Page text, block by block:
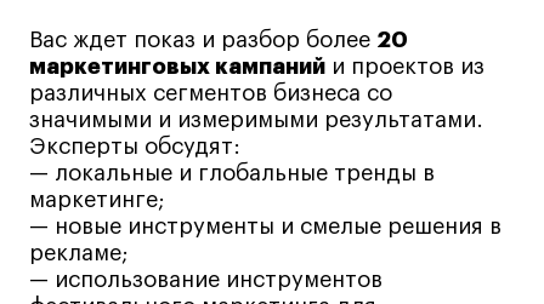
Техникум
Специалист кино- и медиапродакшена
Графический дизайнер
Цифровой маркетолог
Технолог-конструктор одежды
Коммерческий фотограф
Все программы
Вас ждет показ и разбор более 20
маркетинговых кампаний и проектов из
различных сегментов бизнеса со
значимыми и измеримыми результатами.
Эксперты обсудят:
— локальные и глобальные тренды в
маркетинге;
— новые инструменты и смелые решения в
рекламе;
— использование инструментов